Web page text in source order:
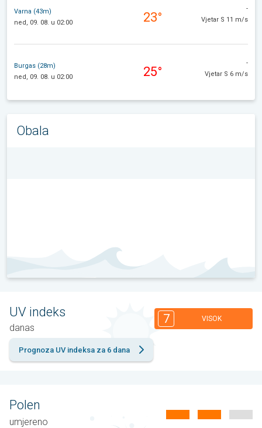
Varna (43m)
ned, 09. 08. u 02:00
23°
-
Vjetar S 11 m/s
Burgas (28m)
ned, 09. 08. u 02:00
25°
-
Vjetar S 6 m/s
Obala
UV indeks
danas
7 VISOK
Prognoza UV indeksa za 6 dana
Polen
umjereno